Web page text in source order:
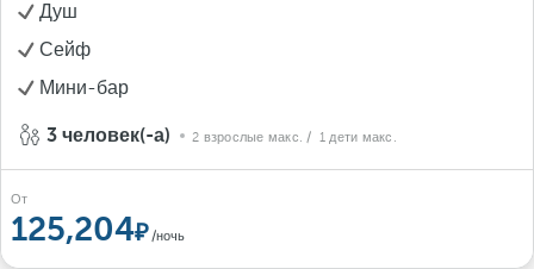
Душ
Сейф
Мини-бар
3 человек(-а) 2 взрослые макс. / 1 дети макс.
От
125,204 /ночь